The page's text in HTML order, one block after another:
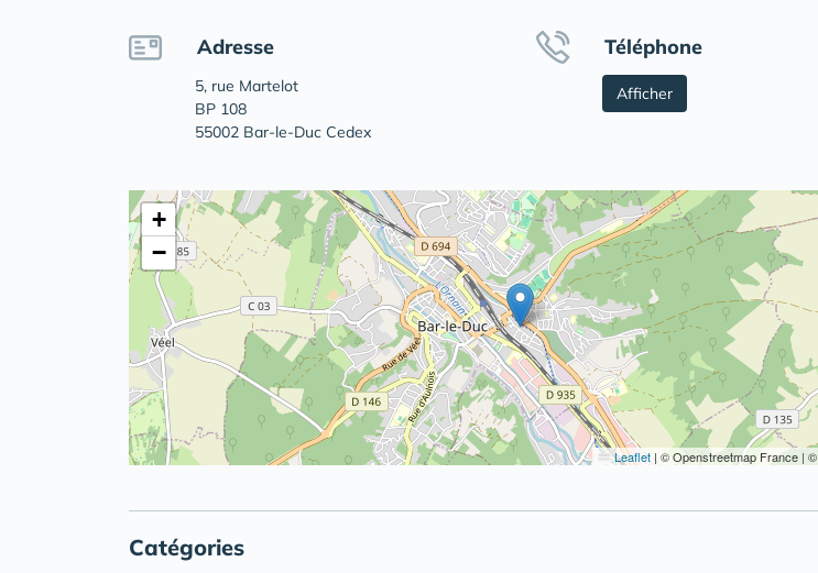
Adresse
5, rue Martelot
BP 108
55002 Bar-le-Duc Cedex
Téléphone
Afficher
+
−
Leaflet| © Openstreetmap France | ©
Catégories